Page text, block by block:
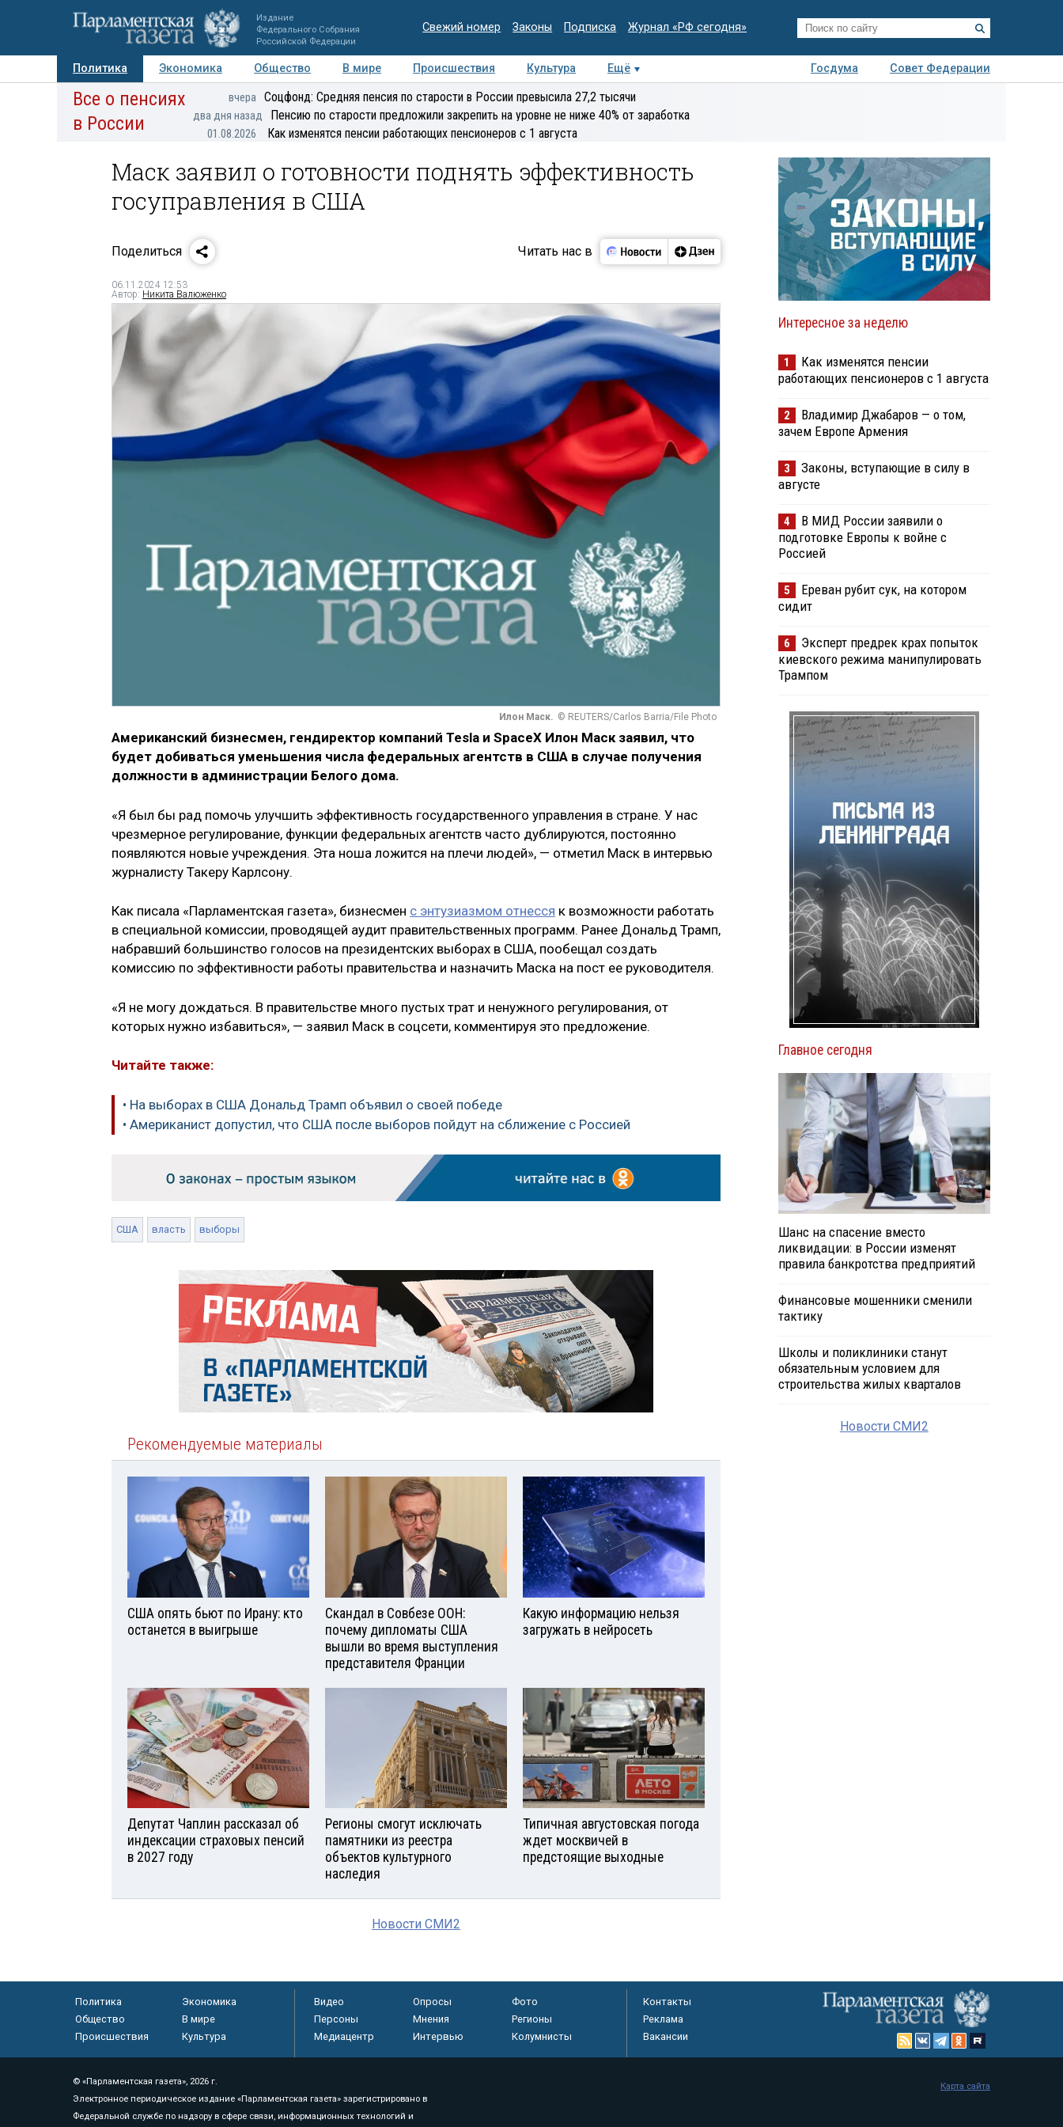
Издание
Федерального Собрания
Российской Федерации
Свежий номер Законы Подписка Журнал «РФ сегодня»
Политика Экономика Общество В мире Происшествия Культура Ещё Госдума
Совет Федерации
Авторы Персоны Мнения Регионы Медиацентр Интервью Колумнисты
экспертиза
Все о пенсиях
в России
вчера Соцфонд: Средняя пенсия по старости в России превысила 27,2 тысячи
два дня назад Пенсию по старости предложили закрепить на уровне не ниже 40% от заработка
01.08.2026 Как изменятся пенсии работающих пенсионеров с 1 августа
Маск заявил о готовности поднять эффективность
госуправления в США
Поделиться Читать нас в
06.11.2024 12:53
Автор: Никита Валюженко
Илон Маск. © REUTERS/Carlos Barria/File Photo
Американский бизнесмен, гендиректор компаний Tesla и SpaceX Илон Маск заявил, что
будет добиваться уменьшения числа федеральных агентств в США в случае получения
должности в администрации Белого дома.
«Я был бы рад помочь улучшить эффективность государственного управления в стране. У нас
чрезмерное регулирование, функции федеральных агентств часто дублируются, постоянно
появляются новые учреждения. Эта ноша ложится на плечи людей», — отметил Маск в интервью
журналисту Такеру Карлсону.
Как писала «Парламентская газета», бизнесмен с энтузиазмом отнесся к возможности работать
в специальной комиссии, проводящей аудит правительственных программ. Ранее Дональд Трамп,
набравший большинство голосов на президентских выборах в США, пообещал создать
комиссию по эффективности работы правительства и назначить Маска на пост ее руководителя.
«Я не могу дождаться. В правительстве много пустых трат и ненужного регулирования, от
которых нужно избавиться», — заявил Маск в соцсети, комментируя это предложение.
Читайте также:
• На выборах в США Дональд Трамп объявил о своей победе
• Американист допустил, что США после выборов пойдут на сближение с Россией
США власть выборы
Рекомендуемые материалы
США опять бьют по Ирану: кто
останется в выигрыше
Скандал в Совбезе ООН:
почему дипломаты США
вышли во время выступления
представителя Франции
Какую информацию нельзя
загружать в нейросеть
Депутат Чаплин рассказал об
индексации страховых пенсий
в 2027 году
Регионы смогут исключать
памятники из реестра
объектов культурного
наследия
Типичная августовская погода
ждет москвичей в
предстоящие выходные
Новости СМИ2
Интересное за неделю
1
Как изменятся пенсии
работающих пенсионеров с 1 августа
2
Владимир Джабаров — о том,
зачем Европе Армения
3
Законы, вступающие в силу в
августе
4
В МИД России заявили о
подготовке Европы к войне с
Россией
5
Ереван рубит сук, на котором
сидит
6
Эксперт предрек крах попыток
киевского режима манипулировать
Трампом
Главное сегодня
Шанс на спасение вместо
ликвидации: в России изменят
правила банкротства предприятий
Финансовые мошенники сменили
тактику
Школы и поликлиники станут
обязательным условием для
строительства жилых кварталов
Новости СМИ2
Политика
Экономика
Общество
В мире
Происшествия
Культура
Видео Опросы
Фото
Персоны
Мнения
Регионы
Медиацентр
Интервью Колумнисты
Контакты
Реклама
Вакансии
© «Парламентская газета», 2026 г.
Электронное периодическое издание «Парламентская газета» зарегистрировано в
Федеральной службе по надзору в сфере связи, информационных технологий и
Карта сайта